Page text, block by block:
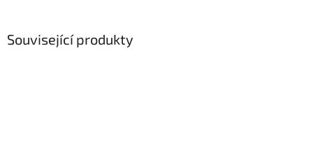
Související produkty